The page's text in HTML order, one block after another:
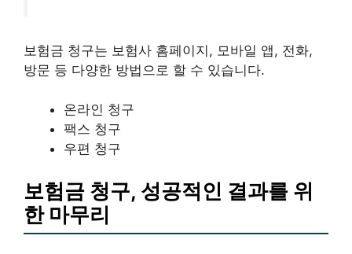
보험금 청구는 보험사 홈페이지, 모바일 앱, 전화,
방문 등 다양한 방법으로 할 수 있습니다.
온라인 청구
팩스 청구
우편 청구
보험금 청구, 성공적인 결과를 위
한 마무리